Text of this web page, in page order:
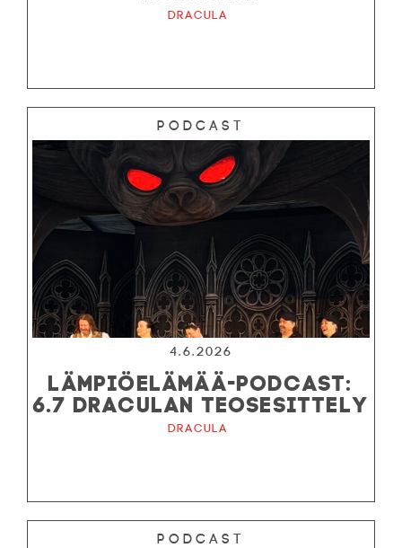
Dracula
Podcast
4.6.2026
LÄMPIÖELÄMÄÄ-PODCAST:
6.7 DRACULAN TEOSESITTELY
Dracula
Podcast